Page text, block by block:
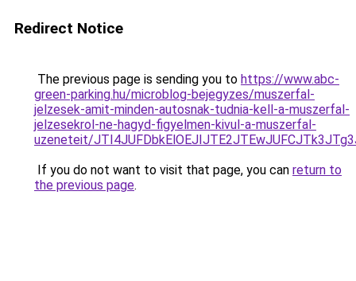
Redirect Notice
The previous page is sending you to https://www.abc-
green-parking.hu/microblog-bejegyzes/muszerfal-
jelzesek-amit-minden-autosnak-tudnia-kell-a-muszerfal-
jelzesekrol-ne-hagyd-figyelmen-kivul-a-muszerfal-
uzeneteit/
If you do not want to visit that page, you can return to
the previous page.